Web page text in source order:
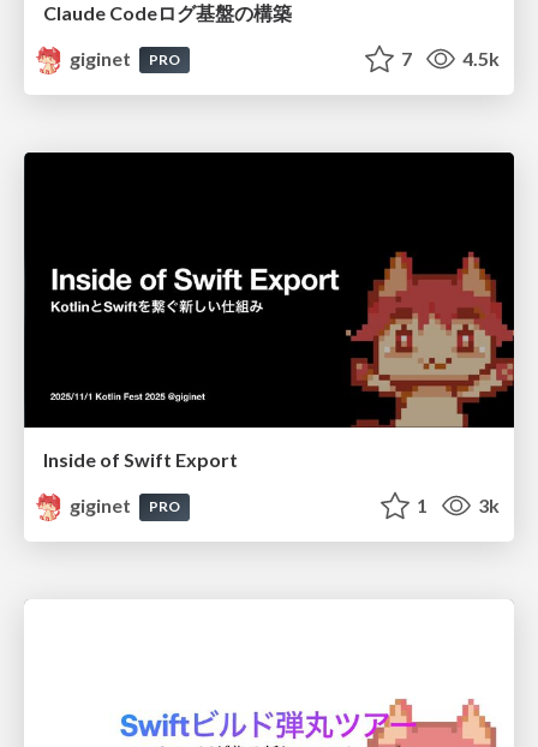
Claude Codeログ基盤の構築
giginet
PRO 7 4.5k
Inside of Swift Export
giginet
PRO 1 3k